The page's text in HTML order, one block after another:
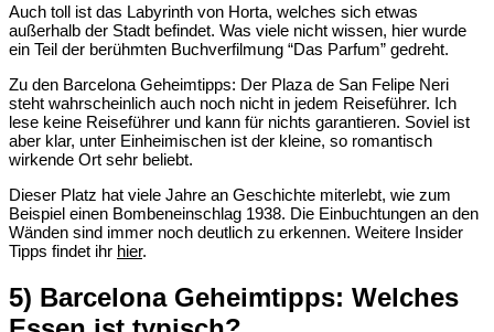
Auch toll ist das Labyrinth von Horta, welches sich etwas
außerhalb der Stadt befindet. Was viele nicht wissen, hier wurde
ein Teil der berühmten Buchverfilmung “Das Parfum” gedreht.
Zu den Barcelona Geheimtipps: Der Plaza de San Felipe Neri
steht wahrscheinlich auch noch nicht in jedem Reiseführer. Ich
lese keine Reiseführer und kann für nichts garantieren. Soviel ist
aber klar, unter Einheimischen ist der kleine, so romantisch
wirkende Ort sehr beliebt.
Dieser Platz hat viele Jahre an Geschichte miterlebt, wie zum
Beispiel einen Bombeneinschlag 1938. Die Einbuchtungen an den
Wänden sind immer noch deutlich zu erkennen. Weitere Insider
Tipps findet ihr hier.
5) Barcelona Geheimtipps: Welches